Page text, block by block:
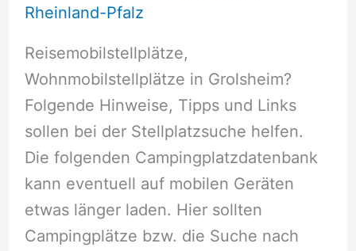
Rheinland-Pfalz
Reisemobilstellplätze,
Wohnmobilstellplätze in Grolsheim?
Folgende Hinweise, Tipps und Links
sollen bei der Stellplatzsuche helfen.
Die folgenden Campingplatzdatenbank
kann eventuell auf mobilen Geräten
etwas länger laden. Hier sollten
Campingplätze bzw. die Suche nach